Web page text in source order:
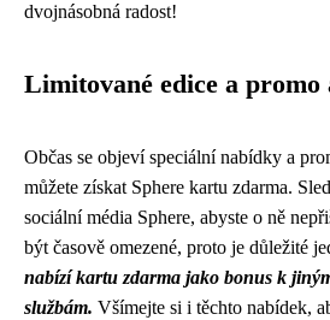
dvojnásobná radost!
Limitované edice a promo
Občas se objeví speciální nabídky a
můžete získat Sphere kartu zdarma.
sociální média Sphere, abyste o ně
být časově omezené, proto je důležité
nabízí kartu zdarma jako bonus k
službám. Všímejte si i těchto nabídek,